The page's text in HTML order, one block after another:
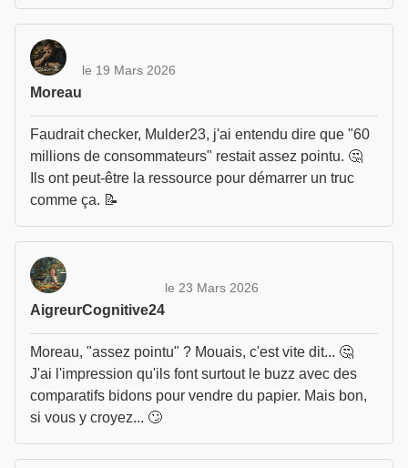
Moreau
le 19 Mars 2026
Faudrait checker, Mulder23, j'ai entendu dire que "60
millions de consommateurs" restait assez pointu. 🤔
Ils ont peut-être la ressource pour démarrer un truc
comme ça. 📝
AigreurCognitive24
le 23 Mars 2026
Moreau, "assez pointu" ? Mouais, c'est vite dit... 🤔
J'ai l'impression qu'ils font surtout le buzz avec des
comparatifs bidons pour vendre du papier. Mais bon,
si vous y croyez... 🙄